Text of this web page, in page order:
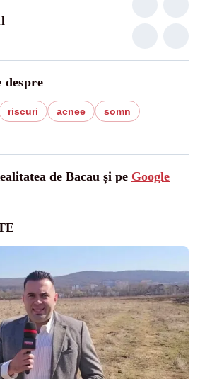
riscuri acnee
somn
de Bacau și pe Google